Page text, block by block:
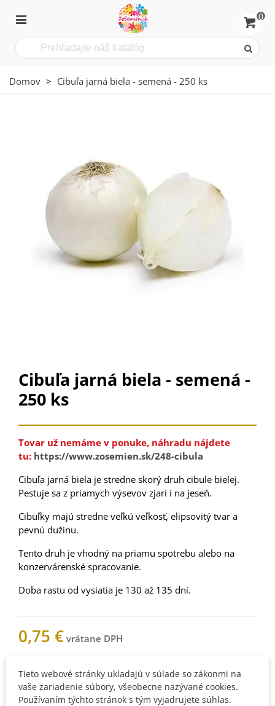
0
Domov > Cibuľa jarná biela - semená - 250 ks
Cibuľa jarná biela - semená -
250 ks
Tovar už nemáme v ponuke, náhradu nájdete
tu: https://www.zosemien.sk/248-cibula
Cibuľa jarná biela je stredne skorý druh cibule bielej.
Pestuje sa z priamych výsevov zjari i na jeseň.
Cibuľky majú stredne veľkú veľkosť, elipsovitý tvar a
pevnú dužinu.
Tento druh je vhodný na priamu spotrebu alebo na
konzervárenské spracovanie.
Doba rastu od vysiatia je 130 až 135 dní.
0,75 €
Tieto webové stránky ukladajú v súlade so zákonmi na
vaše zariadenie súbory, všeobecne nazývané cookies.
Používaním týchto stránok s tým vyjadrujete súhlas.